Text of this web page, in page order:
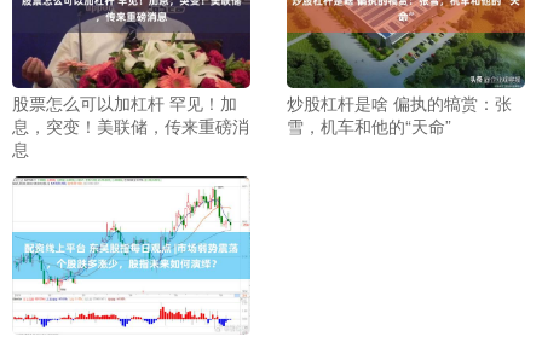
股票怎么可以加杠杆 罕见！加
息，突变！美联储，传来重磅消
息
炒股杠杆是啥 偏执的犒赏：张
雪，机车和他的“天命”